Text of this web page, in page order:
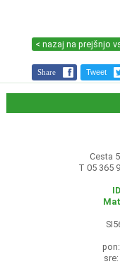
< nazaj na prejšnjo
Share Tweet
Cesta
T 05 365